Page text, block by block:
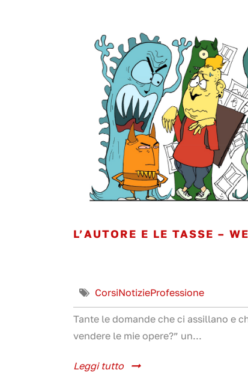
L’AUTORE E LE TASSE –
CorsiNotizieProfessione
Tante le domande che ci assillano e
vendere le mie opere?” un...
Leggi tutto